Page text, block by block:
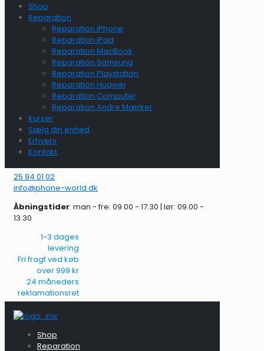
Shop
Reparation
Reparation iPhone
Reparation iPad
Reparation MacBook
Reparation Samsung
Reparation Playstation
Reparation Huawei
Reparation Computer
Reparation Andre Mærker
Kurser
Sælg din enhed
Erhverv
Kontakt
25 94 01 02
info@phone-world.dk
Åbningstider: man - fre: 09.00 - 17.30 | lør: 09.00 -
13.30
1-3 dages
levering
Fri fragt ved køb
over 999 kr
24 måneders
reklamationsret
Shop
Reparation